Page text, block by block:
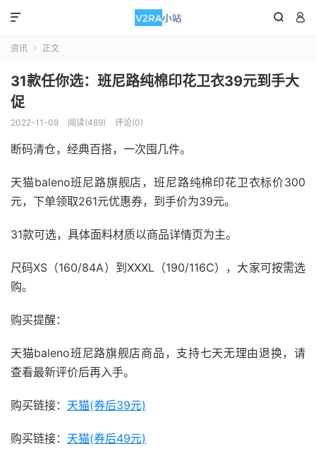
 

资讯  正文
31款任你选：班尼路纯棉印花卫衣39元到手大
促
2022-11-08 阅读(489) 评论(0)
断码清仓，经典百搭，一次囤几件。
天猫baleno班尼路旗舰店，班尼路纯棉印花卫衣标价300
元，下单领取261元优惠券，到手价为39元。
31款可选，具体面料材质以商品详情页为主。
尺码XS（160/84A）到XXXL（190/116C），大家可按需选
购。
购买提醒：
天猫baleno班尼路旗舰店商品，支持七天无理由退换，请
查看最新评价后再入手。
购买链接： 天猫(券后39元)
购买链接： 天猫(券后49元)